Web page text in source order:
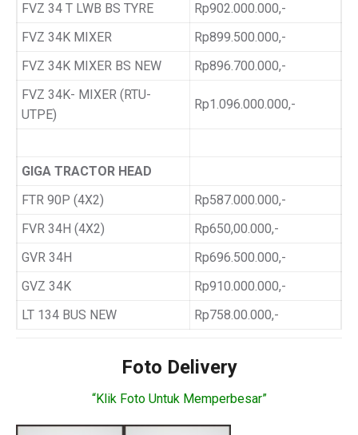
FVZ 34 T LWB BS TYRE
Rp902.000.000,-
FVZ 34K MIXER
Rp899.500.000,-
FVZ 34K MIXER BS NEW
Rp896.700.000,-
FVZ 34K- MIXER (RTU-
UTPE)
Rp1.096.000.000,-
GIGA TRACTOR HEAD
FTR 90P (4X2)
Rp587.000.000,-
FVR 34H (4X2)
Rp650,00.000,-
GVR 34H
Rp696.500.000,-
GVZ 34K
Rp910.000.000,-
LT 134 BUS NEW
Rp758.00.000,-
Foto Delivery
“Klik Foto Untuk Memperbesar”